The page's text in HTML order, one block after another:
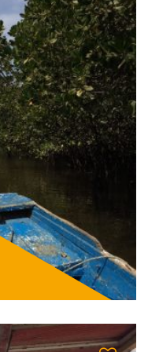
Palmarin, Senegal
Durată: 10h
Limba vizitei:
franceză
Tipul vizitei:
privat
€ 25,00/persoană
activ & natura